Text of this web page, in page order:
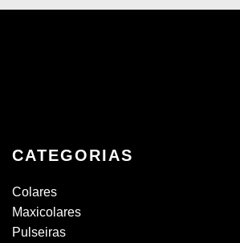
CATEGORIAS
Colares
Maxicolares
Pulseiras